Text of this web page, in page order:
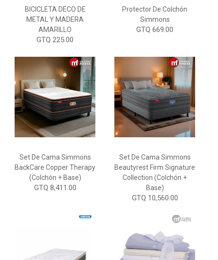
BICICLETA DECO DE
METAL Y MADERA
AMARILLO
GTQ 225.00
Protector De Colchón
Simmons
GTQ 669.00
Set De Cama Simmons
BackCare Copper Therapy
(Colchón + Base)
GTQ 8,411.00
Set De Cama Simmons
Beautyrest Firm Signature
Collection (Colchón +
Base)
GTQ 10,560.00